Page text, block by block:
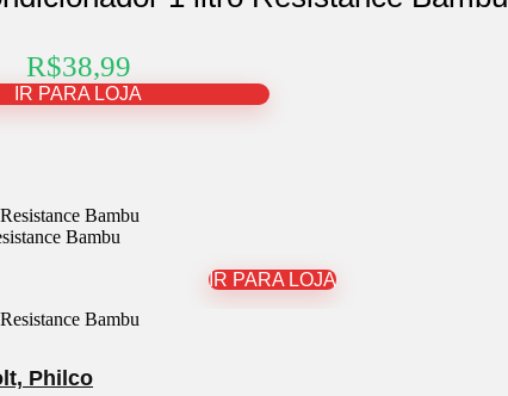
R$38,99
IR PARA LOJA
Bambu
IR PARA LOJA
Philco